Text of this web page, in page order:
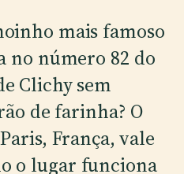
mais famoso
no número 82 do
Clichy sem
de farinha? O
França, vale
o lugar funciona